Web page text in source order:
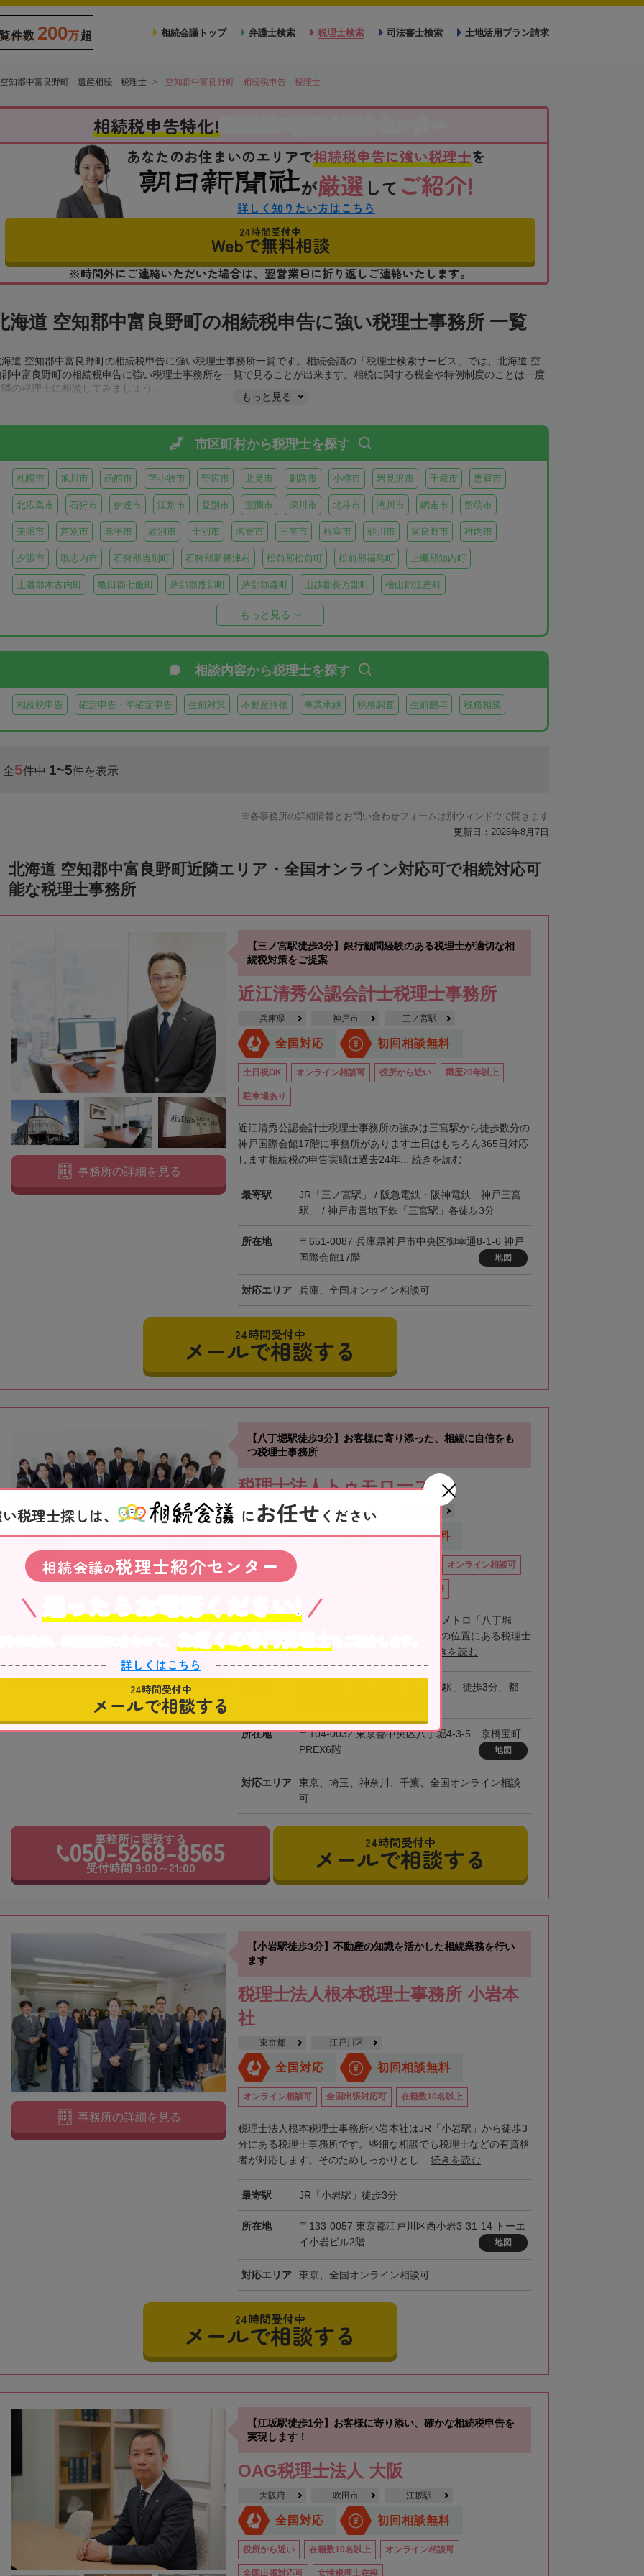
件数 200万超 相続会議トップ 弁護士検索 税理士検索 司法書士検索 土地活用プラン請求
空知郡中富良野町 遺産相続 税理士 空知郡中富良野町 相続税申告 税理士
相続税申告特化!
あなたのお住まいのエリアで相続税申告に強い税理士を
が厳選 して ご紹介!
詳しく知りたい方はこちら
24時間受付中
Webで無料相談
※時間外にご連絡いただいた場合は、翌営業日に折り返しご連絡いたします。
海道 空知郡中富良野町の相続税申告に強い税理士事務所 一覧
道 空知郡中富良野町の相続税申告に強い税理士事務所一覧です。相続会議の「税理士検索サービス」では、北海道 空
中富良野町の相続税申告に強い税理士事務所を一覧で見ることが出来ます。相続に関する税金や特例制度のことは一度
の税理士に相談してみましょう。
もっと見る
市区町村から税理士を探す
札幌市 旭川市 函館市 苫小牧市 帯広市 北見市 釧路市 小樽市 岩見沢市 千歳市 恵庭市
北広島市 石狩市 伊達市 江別市 登別市 室蘭市 深川市 北斗市 滝川市 網走市 留萌市
美唄市 芦別市 赤平市 紋別市 士別市 名寄市 三笠市 根室市 砂川市 富良野市 稚内市
夕張市 歌志内市 石狩郡当別町 石狩郡新篠津村 松前郡松前町 松前郡福島町 上磯郡知内町
上磯郡木古内町 亀田郡七飯町 茅部郡鹿部町 茅部郡森町 山越郡長万部町 檜山郡江差町
奥尻郡奥尻町
島牧郡島牧村 寿都郡寿都町 寿都郡黒松内町 磯谷郡蘭越町 虻田郡ニセコ町 虻田郡倶知安町
虻田郡喜茂別町 虻田郡京極町 虻田郡豊浦町
岩内郡共和町 岩内郡岩内町 二海郡八雲町 古宇郡泊村 古宇郡神恵内村 古平郡古平町 積丹郡積丹町
余市郡仁木町 余市郡余市町 余市郡赤井川村 空知郡南幌町 空知郡奈井江町 空知郡上砂川町
樺戸郡月形町 樺戸郡浦臼町
上川郡比布町 上川郡愛別町 上川郡上川町 上川郡東川町
中川郡美深町 中川郡音威子府村 中川郡中川町 中川郡幕別町 中川郡池田町 中川郡豊頃町
天塩郡天塩町
枝幸郡枝幸町 礼文郡礼文町 利尻郡利尻町 利尻郡利尻富士町
斜里郡斜里町 斜里郡清里町 斜里郡小清水町 常呂郡訓子府町
常呂郡佐呂間町 紋別郡遠軽町
紋別郡西興部村 紋別郡雄武町 有珠郡壮瞥町 白老郡白老町 沙流郡日高町 沙流郡平取町
浦河郡浦河町 様似郡様似町 幌泉郡えりも町 日高郡新ひだか町 河東郡音更町 河東郡士幌町
河東郡上士幌町 河東郡鹿追町 河西郡芽室町 河西郡中札内村
広尾郡広尾町 足寄郡足寄町 足寄郡陸別町
川上郡標茶町 川上郡弟子屈町 阿寒郡鶴居村 白糠郡白糠町 野付郡別海町 標津郡中標津町
標津郡標津町 目梨郡羅臼町
もっと見る
相談内容から税理士を探す
相続税申告 確定申告・準確定申告 生前対策 不動産評価 事業承継 税務調査 生前贈与 税務相談
全5件中 1~5件を表示
各事務所の詳細情報とお問い合わせフォームは別ウィンドウで開きます
更新日：2026年8月7日
北海道 空知郡中富良野町近隣エリア・全国オンライン対応可で相続対応可
能な税理士事務所
【三ノ宮駅徒歩3分】銀行顧問経験のある税理士が適切な相
続税対策をご提案
近江清秀公認会計士税理士事務所
兵庫県 神戸市 三ノ宮駅
全国対応 初回相談無料
土日祝OK オンライン相談可 役所から近い 職歴20年以上
駐車場あり
近江清秀公認会計士税理士事務所の強みは三宮駅から徒歩数分の
神戸国際会館17階に事務所があります土日はもちろん365日対応
します相続税の申告実績は過去24年... 続きを読む
最寄駅
JR「三ノ宮駅」 / 阪急電鉄・阪神電鉄「神戸三宮
駅」 / 神戸市営地下鉄「三宮駅」各徒歩3分
所在地
〒651-0087 兵庫県神戸市中央区御幸通8-1-6 神戸
国際会館17階
地図
対応エリア 兵庫、全国オンライン相談可
事務所の詳細を見る
24時間受付中
メールで相談する
【八丁堀駅徒歩3分】お客様に寄り添った、相続に自信をも
つ税理士事務所
税理士法人トゥモローズ
東京都 中央区
全国対応 初回相談無料
19時以降TEL可 オンライン相談可
女性税理士在籍
税理士法人トゥモローズは、JR京葉線、東京メトロ「八丁堀
駅」徒歩3分、都営浅草線「宝町駅」徒歩4分の位置にある税理士
事務所です。平日は9時から21時まで営...
続きを読む
JR京葉線、東京メトロ「八丁堀駅」徒歩3分、都
所在地
〒104-0032 東京都中央区八丁堀4-3-5 京橋宝町
PREX6階
地図
対応エリア
東京、埼玉、神奈川、千葉、全国オンライン相談
可
事務所の詳細を見る
事務所に電話する
050-5268-8565
受付時間 9:00～21:00
24時間受付中
メールで相談する
【小岩駅徒歩3分】不動産の知識を活かした相続業務を行い
ます
税理士法人根本税理士事務所 小岩本
社
東京都 江戸川区
全国対応 初回相談無料
オンライン相談可 全国出張対応可 在籍数10名以上
税理士法人根本税理士事務所小岩本社はJR「小岩駅」から徒歩3
分にある税理士事務所です。些細な相談でも税理士などの有資格
者が対応します。そのためしっかりとし... 続きを読む
最寄駅 JR「小岩駅」徒歩3分
所在地
〒133-0057 東京都江戸川区西小岩3-31-14 トーエ
イ小岩ビル2階
地図
対応エリア 東京、全国オンライン相談可
事務所の詳細を見る
24時間受付中
メールで相談する
【江坂駅徒歩1分】お客様に寄り添い、確かな相続税申告を
実現します！
OAG税理士法人 大阪
大阪府 吹田市 江坂駅
全国対応 初回相談無料
役所から近い 在籍数10名以上 オンライン相談可
全国出張対応可 女性税理士在籍
税理士探しは、 にお任せ ください
相続会議の税理士紹介センター
迷ったらお電話ください!
お近くの専門税理士
詳しくはこちら
24時間受付中
メールで相談する